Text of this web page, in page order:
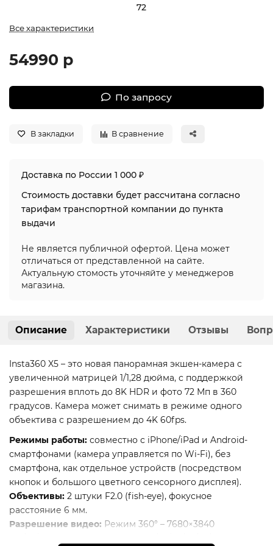
72
Все характеристики
54990 р
По запросу
В закладки В сравнение
Доставка по России 1 000 ₽
Стоимость доставки будет рассчитана согласно
тарифам транспортной компании до пункта
выдачи
Не является публичной офертой. Цена может
отличаться от представленной на сайте.
Актуальную стомость уточняйте у менеджеров
магазина.
Описание Характеристики Отзывы
Insta360 X5 – это новая панорамная экшен-камера с
увеличенной матрицей 1/1,28 дюйма, с поддержкой
разрешения вплоть до 8K HDR и фото 72 Мп в 360
градусов. Камера может снимать в режиме одного
объектива с разрешением до 4K 60fps.
Режимы работы: совместно с iPhone/iPad и Android-
смартфонами (камера управляется по Wi-Fi), без
смартфона, как отдельное устройств (посредством
кнопок и большого цветного сенсорного дисплея).
Объективы: 2 штуки F2.0 (fish-eye), фокусное
расстояние 6 мм.
Разрешение видео: Режим 360° – 7680×3840